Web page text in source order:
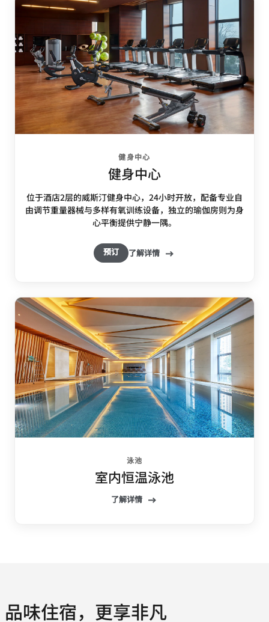
健身中心
健身中心
位于酒店2层的威斯汀健身中心，24小时开放，配备专业自
由调节重量器械与多样有氧训练设备，独立的瑜伽房则为身
心平衡提供宁静一隅。
预订 了解详情
泳池
室内恒温泳池
了解详情
品味住宿，更享非凡